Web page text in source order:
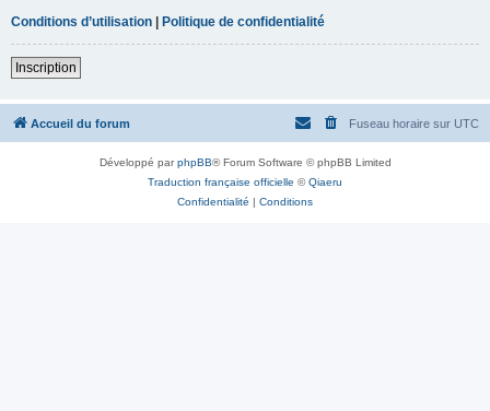
Conditions d’utilisation | Politique de confidentialité
Inscription
Accueil du forum Fuseau horaire sur UTC
Développé parphpBB® Forum Software © phpBB Limited
Traduction française officielle ©Qiaeru
Confidentialité | Conditions